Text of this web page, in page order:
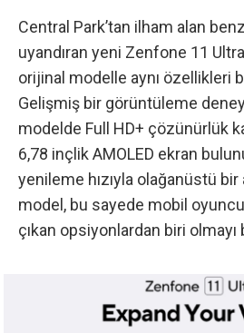
Central Park’tan ilham alan
uyandıran yeni Zenfone 11
orijinal modelle aynı özellikleri
Gelişmiş bir görüntüleme
modelde Full HD+ çözünürlük
6,78 inçlik AMOLED ekran
yenileme hızıyla olağanüstü bir
model, bu sayede mobil
çıkan opsiyonlardan biri olmayı